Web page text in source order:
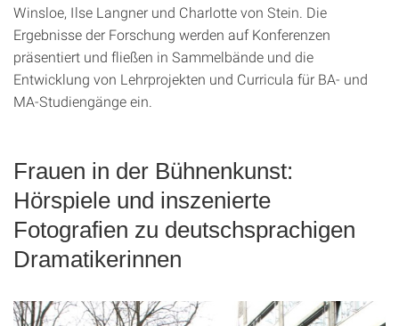
Winsloe, Ilse Langner und Charlotte von Stein. Die
Ergebnisse der Forschung werden auf Konferenzen
präsentiert und fließen in Sammelbände und die
Entwicklung von Lehrprojekten und Curricula für BA- und
MA-Studiengänge ein.
Frauen in der Bühnenkunst:
Hörspiele und inszenierte
Fotografien zu deutschsprachigen
Dramatikerinnen